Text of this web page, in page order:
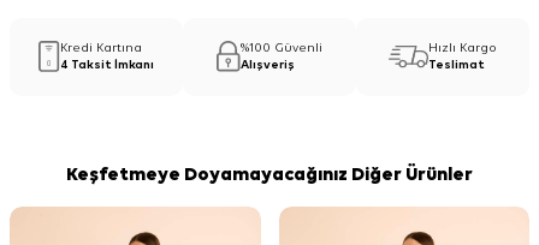
Kredi Kartına
4 Taksit İmkanı
%100 Güvenli
Alışveriş
Hızlı Kargo
Teslimat
Keşfetmeye Doyamayacağınız Diğer Ürünler